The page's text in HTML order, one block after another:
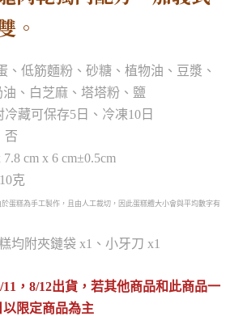
。
、低筋麵粉、砂糖、植物油、 豆漿 、
油、白芝麻 、塔塔粉、鹽
藏可保存5日、冷凍10日
否
cm x 6 cm±0.5cm
克
蛋糕為手工製作，且由人工裁切，因此蛋糕體大小會與平均數字有
均附夾鏈袋 x1、小牙刀 x1
，8/12出貨，若其他商品和此商品一
限定商品為主